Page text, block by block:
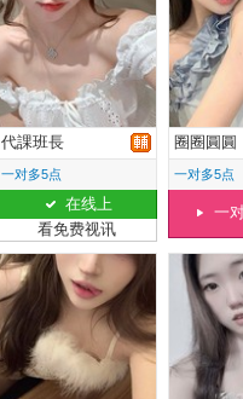
代課班長
一对多5点
在线上
看免费视讯
圈圈圓圓
一对多5点
一